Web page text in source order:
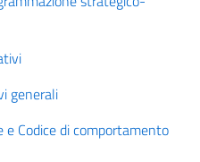
generali
e Codice di comportamento